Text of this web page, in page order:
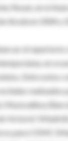
Rosen, en el
Alcalá en 2004 y
el repertorio
en
Entre estos
realizados
Musicadhoy
de Victoria”
para CDMC